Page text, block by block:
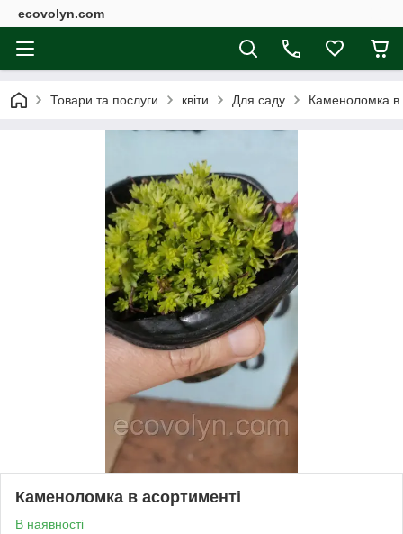
ecovolyn.com
Товари та послуги квіти Для саду Каменоломка в
Каменоломка в асортименті
В наявності